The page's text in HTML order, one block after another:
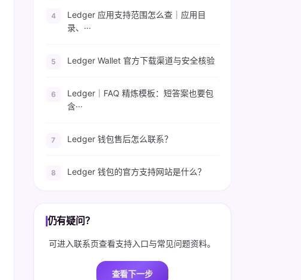
Ledger 应用支持范围怎么查｜应用目
录、···
Ledger Wallet 官方下载渠道与安全核验
Ledger｜FAQ 精炼模板：短答案也要包
含···
Ledger 钱包售后怎么联系？
Ledger 钱包的官方支持网站是什么？
仍有疑问？
可进入联系页查看支持入口与常见问题资料。
查看下一步